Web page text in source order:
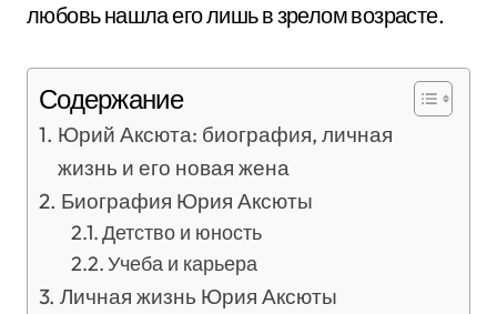
любовь нашла его лишь в зрелом возрасте.
Содержание
Юрий Аксюта: биография, личная
жизнь и его новая жена
Биография Юрия Аксюты
Детство и юность
Учеба и карьера
Личная жизнь Юрия Аксюты